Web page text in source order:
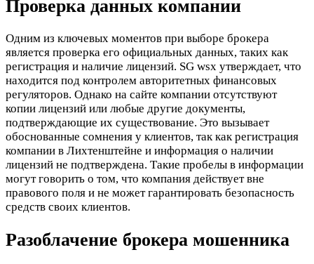
Проверка данных компании
Одним из ключевых моментов при выборе брокера
является проверка его официальных данных, таких как
регистрация и наличие лицензий. SG wsx утверждает, что
находится под контролем авторитетных финансовых
регуляторов. Однако на сайте компании отсутствуют
копии лицензий или любые другие документы,
подтверждающие их существование. Это вызывает
обоснованные сомнения у клиентов, так как регистрация
компании в Лихтенштейне и информация о наличии
лицензий не подтверждена. Такие пробелы в информации
могут говорить о том, что компания действует вне
правового поля и не может гарантировать безопасность
средств своих клиентов.
Разоблачение брокера мошенника